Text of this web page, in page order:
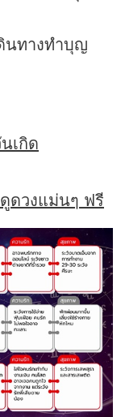
นทางทำบุญ
เกิด
ดวงแม่นๆ ฟรี